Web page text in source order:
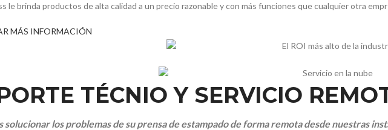
le brinda productos de alta calidad a un precio razonable y con más funciones que cualquier otra
MÁS INFORMACIÓN
TÉCNIO Y SERVICIO
solucionar los problemas de su prensa de estampado de forma remota desde nuestras